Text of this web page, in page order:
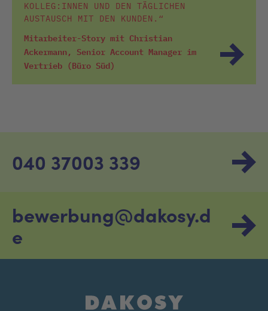
KOLLEG:INNEN UND DEN TÄGLICHEN
AUSTAUSCH MIT DEN KUNDEN.“
Mitarbeiter-Story mit Christian
Ackermann, Senior Account Manager im
Vertrieb (Büro Süd)
040 37003 339
bewerbung@dakosy.d
e